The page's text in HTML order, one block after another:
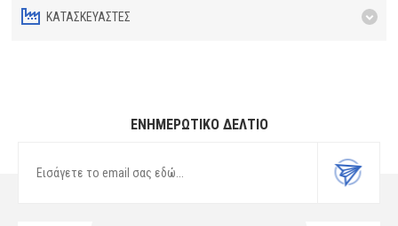
ΚΑΤΑΣΚΕΥΑΣΤΈΣ
ΕΝΗΜΕΡΩΤΙΚΌ ΔΕΛΤΊΟ